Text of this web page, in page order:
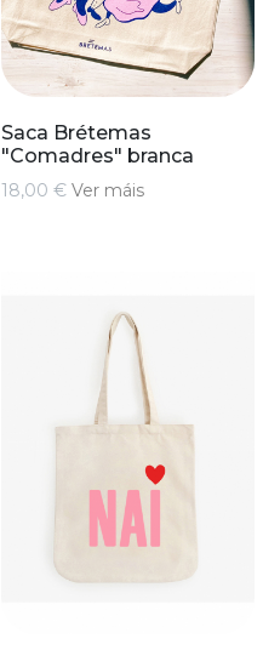
Saca Brétemas
"Comadres" branca
18,00 € Ver máis